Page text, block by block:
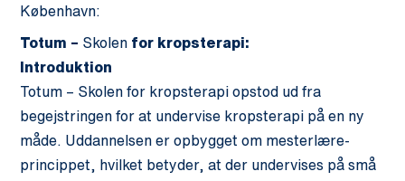
København:
Totum – Skolen for kropsterapi:
Introduktion
Totum – Skolen for kropsterapi opstod ud fra
begejstringen for at undervise kropsterapi på en ny
måde. Uddannelsen er opbygget om mesterlære-
princippet, hvilket betyder, at der undervises på små